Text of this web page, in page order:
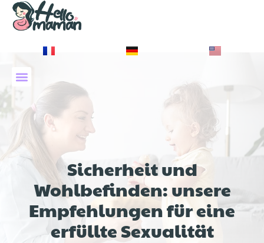
Sicherheit und
Wohlbefinden: unsere
Empfehlungen für eine
erfüllte Sexualität